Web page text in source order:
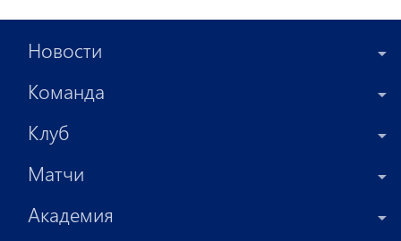
Новости
Команда
Клуб
Матчи
Академия